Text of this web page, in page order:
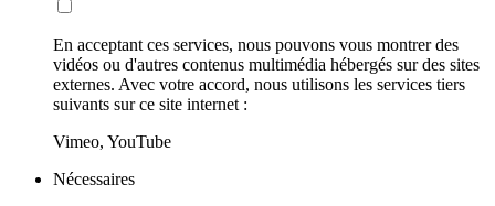
En acceptant ces services, nous pouvons vous montrer des
vidéos ou d'autres contenus multimédia hébergés sur des sites
externes. Avec votre accord, nous utilisons les services tiers
suivants sur ce site internet :
Vimeo, YouTube
Nécessaires